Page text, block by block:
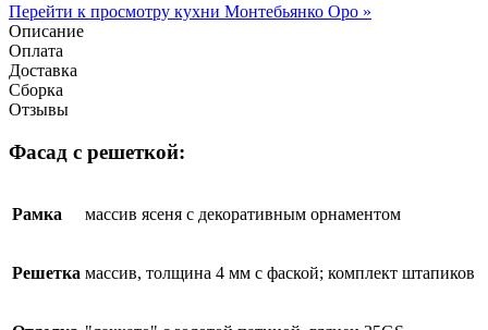
Перейти к просмотру кухни Монтебьянко Оро »
Описание
Оплата
Доставка
Сборка
Отзывы
Фасад с решеткой:
Рамка массив ясеня с декоративным орнаментом
Решетка массив, толщина 4 мм с фаской; комплект штапиков